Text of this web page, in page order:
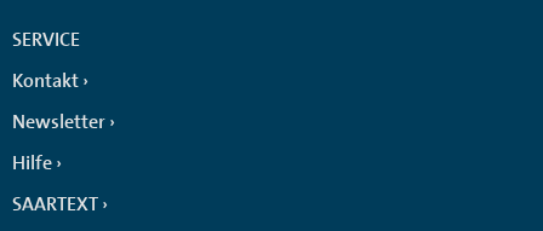
SERVICE
Kontakt
Newsletter
Hilfe
SAARTEXT